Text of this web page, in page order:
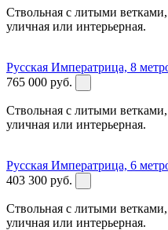
Ствольная с литыми
уличная или интерьерная.
Русская Императрица, 8
765 000 руб.
Ствольная с литыми
уличная или интерьерная.
Русская Императрица, 6
403 300 руб.
Ствольная с литыми
уличная или интерьерная.